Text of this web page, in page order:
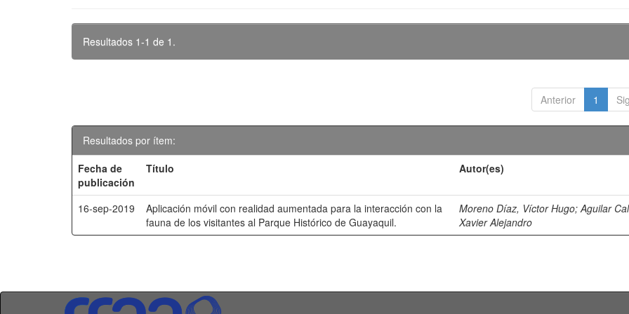
Resultados 1-1 de 1.
Anterior 1
Resultados por ítem:
Fecha de
publicación
Título Autor(es)
16-sep-2019
Aplicación móvil con realidad aumentada para la interacción con la
fauna de los visitantes al Parque Histórico de Guayaquil.
Moreno Díaz, Víctor Hugo;Aguilar
Xavier Alejandro